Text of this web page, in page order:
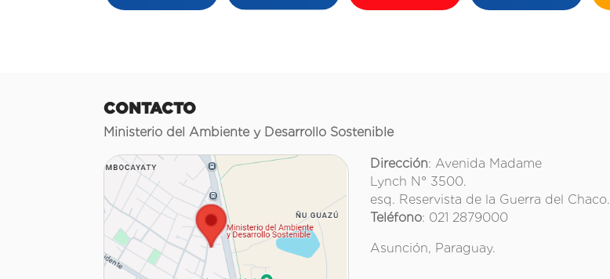
CONTACTO
Ministerio del Ambiente y Desarrollo Sostenible
Dirección: Avenida Madame
Lynch N° 3500.
esq. Reservista de la Guerra del Chaco.
Teléfono: 021 2879000
Asunción, Paraguay.